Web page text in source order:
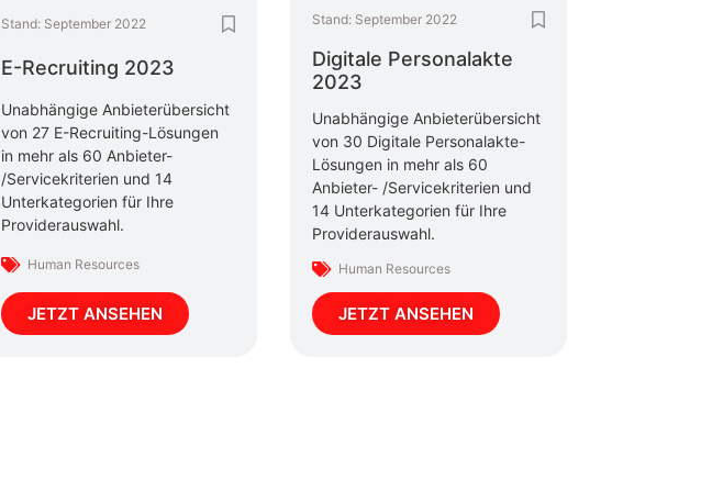
Stand: September 2022
E-Recruiting 2023
Unabhängige Anbieterübersicht
von 27 E-Recruiting-Lösungen
in mehr als 60 Anbieter-
/Servicekriterien und 14
Unterkategorien für Ihre
Providerauswahl.
Human Resources
JETZT ANSEHEN
Stand: September 2022
Digitale Personalakte
2023
Unabhängige Anbieterübersicht
von 30 Digitale Personalakte-
Lösungen in mehr als 60
Anbieter- /Servicekriterien und
14 Unterkategorien für Ihre
Providerauswahl.
Human Resources
JETZT ANSEHEN